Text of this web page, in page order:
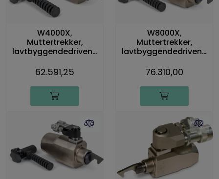
W4000X,
Muttertrekker,
lavtbyggendedrivenh
62.591,25
W8000X,
Muttertrekker,
lavtbyggendedrivenh
76.310,00